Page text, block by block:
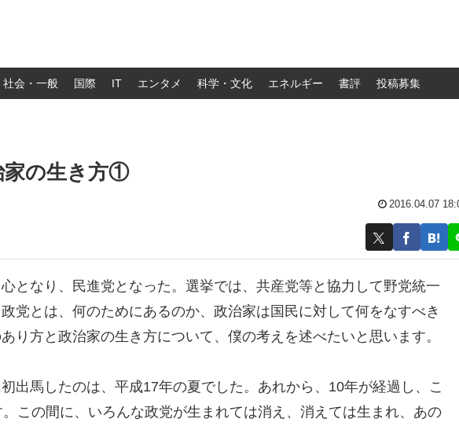
社会・一般 国際 IT エンタメ 科学・文化 エネルギー 書評 投稿募集
家の生き方①
2016.04.07
となり、民進党となった。選挙では、共産党等と協力して野党統一
党とは、何のためにあるのか、政治家は国民に対して何をなすべき
り方と政治家の生き方について、僕の考えを述べたいと思います。
出馬したのは、平成17年の夏でした。あれから、10年が経過し、こ
この間に、いろんな政党が生まれては消え、消えては生まれ、あの